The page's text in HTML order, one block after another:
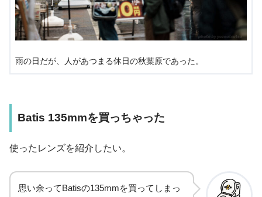
雨の日だが、人があつまる休日の秋葉原であった。
Batis 135mmを買っちゃった
使ったレンズを紹介したい。
思い余ってBatisの135mmを買ってしまっ